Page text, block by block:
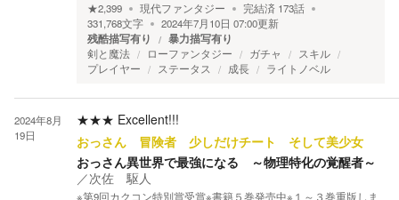
★2,399 現代ファンタジー 完結済 173話
331,768文字 2024年7月10日 07:00更新
残酷描写有り 暴力描写有り
剣と魔法 ローファンタジー ガチャ
スキル
プレイヤー
ステータス 成長 ライトノベル
2024年8月
19日
★★★ Excellent!!!
おっさん 冒険者 少しだけチート そして美少女
おっさん異世界で最強になる ～物理特化の覚醒者～
／次佐 駆人
※第9回カクコン特別賞受賞※書籍５巻発売中※１～３巻重版しま